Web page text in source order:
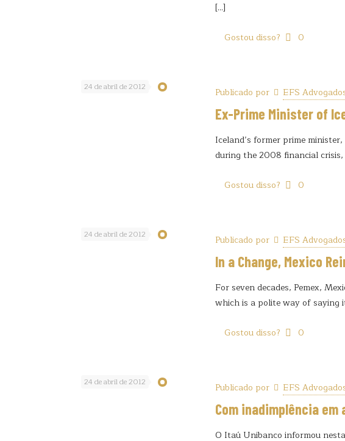
[…]
Gostou disso? 0
24 de abril de 2012 Publicado por EFS
Ex-Prime Minister of
Iceland’s former prime
during the 2008 financial
Gostou disso? 0
24 de abril de 2012 Publicado por EFS
In a Change, Mexico
For seven decades, Pemex,
which is a polite way of saying
Gostou disso? 0
24 de abril de 2012 Publicado por EFS
Com inadimplência
O Itaú Unibanco informou